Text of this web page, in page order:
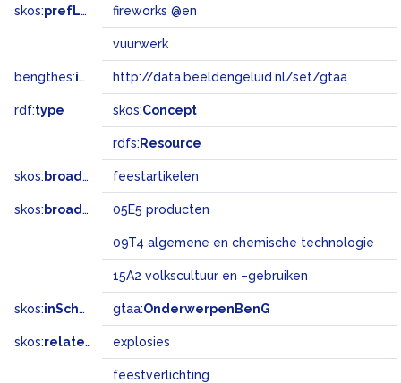
skos:prefLabel fireworks @en
vuurwerk
bengthes:inSet http://data.beeldengeluid.nl/set/gtaa
rdf:type skos:Concept
rdfs: Resource
skos: broader feestartikelen
skos: broadMatch 05E5 producten
09T4 algemene en chemische technologie
15A2 volkscultuur en –gebruiken
skos:inScheme gtaa:OnderwerpenBenG
skos:related explosies
feestverlichting